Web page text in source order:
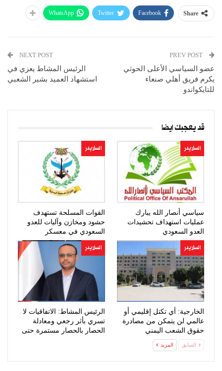
Share
Facebook
Twitter
WhatsApp
عضو السياسي الأعلى الحوثي
يكرم فريق أهلي صنعاء
للتايكواندو
NEXT POST
الرئيس المشاط يعزي في
استشهاد العميد بشير الشعبي
قد يعجبك ايضا
السلايدر
سياسي أنصار الله يبارك
عمليات استهداف تحشيدات
العدو السعودي
السلايدر
القوات المسلحة تستهدف
حشود ومخازن وآليات للعدو
السعودي في معسكر
“صحن…
السلايدر
الخارجية: أي تكتل إقليمي أو
عالمي لن يتمكن من مصادرة
حقوق الشعب اليمني
المشروعة
السلايدر
الرئيس المشاط: الاتفاقيات لا
تسري بأثر رجعي ومعادلة
الحصار بالحصار مستمرة حتى
السابق المزيد